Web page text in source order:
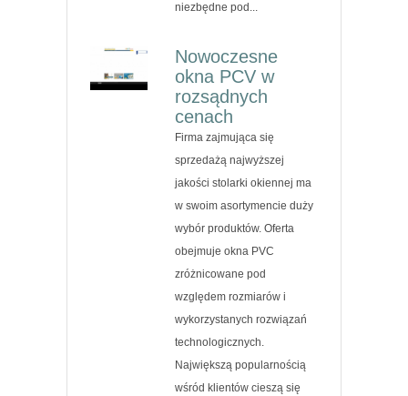
niezbędne pod...
Nowoczesne
okna PCV w
rozsądnych
cenach
Firma zajmująca się
sprzedażą najwyższej
jakości stolarki okiennej ma
w swoim asortymencie duży
wybór produktów. Oferta
obejmuje okna PVC
zróżnicowane pod
względem rozmiarów i
wykorzystanych rozwiązań
technologicznych.
Największą popularnością
wśród klientów cieszą się